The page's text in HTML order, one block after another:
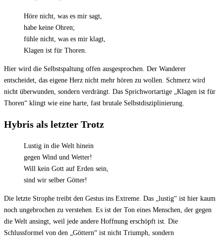
Höre nicht, was es mir sagt,
habe keine Ohren;
fühle nicht, was es mir klagt,
Klagen ist für Thoren.
Hier wird die Selbstspaltung offen ausgesprochen. Der Wanderer
entscheidet, das eigene Herz nicht mehr hören zu wollen. Schmerz wird
nicht überwunden, sondern verdrängt. Das Sprichwortartige „Klagen ist für
Thoren“ klingt wie eine harte, fast brutale Selbstdisziplinierung.
Hybris als letzter Trotz
Lustig in die Welt hinein
gegen Wind und Wetter!
Will kein Gott auf Erden sein,
sind wir selber Götter!
Die letzte Strophe treibt den Gestus ins Extreme. Das „lustig“ ist hier kaum
noch ungebrochen zu verstehen. Es ist der Ton eines Menschen, der gegen
die Welt ansingt, weil jede andere Hoffnung erschöpft ist. Die
Schlussformel von den „Göttern“ ist nicht Triumph, sondern